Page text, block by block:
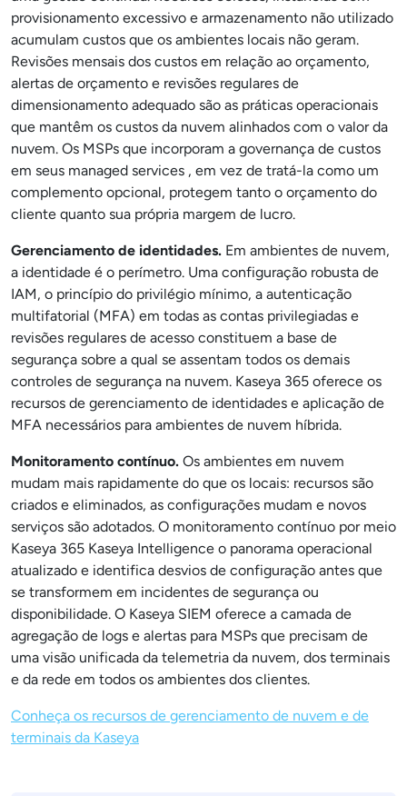
provisionamento excessivo e armazenamento não utilizado
acumulam custos que os ambientes locais não geram.
Revisões mensais dos custos em relação ao orçamento,
alertas de orçamento e revisões regulares de
dimensionamento adequado são as práticas operacionais
que mantêm os custos da nuvem alinhados com o valor da
nuvem. Os MSPs que incorporam a governança de custos
em seus managed services , em vez de tratá-la como um
complemento opcional, protegem tanto o orçamento do
cliente quanto sua própria margem de lucro.
Gerenciamento de identidades. Em ambientes de nuvem,
a identidade é o perímetro. Uma configuração robusta de
IAM, o princípio do privilégio mínimo, a autenticação
multifatorial (MFA) em todas as contas privilegiadas e
revisões regulares de acesso constituem a base de
segurança sobre a qual se assentam todos os demais
controles de segurança na nuvem. Kaseya 365 oferece os
recursos de gerenciamento de identidades e aplicação de
MFA necessários para ambientes de nuvem híbrida.
Monitoramento contínuo. Os ambientes em nuvem
mudam mais rapidamente do que os locais: recursos são
criados e eliminados, as configurações mudam e novos
serviços são adotados. O monitoramento contínuo por meio
Kaseya 365 Kaseya Intelligence o panorama operacional
atualizado e identifica desvios de configuração antes que
se transformem em incidentes de segurança ou
disponibilidade. O Kaseya SIEM oferece a camada de
agregação de logs e alertas para MSPs que precisam de
uma visão unificada da telemetria da nuvem, dos terminais
e da rede em todos os ambientes dos clientes.
Conheça os recursos de gerenciamento de nuvem e de
terminais da Kaseya